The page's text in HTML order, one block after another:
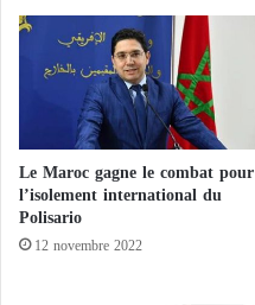
t
e
B
i
d
e
n
t
a
r
a
é
Le Maroc gagne le combat pour
l’isolement international du
Polisario
12 novembre 2022